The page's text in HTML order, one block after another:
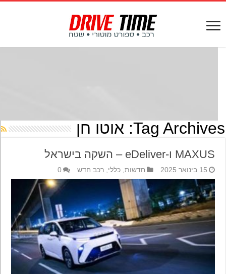
Tag אוטו חן
MAXUS ו-eDeliver – השקה בישראל
15 בינואר 2025 חדשות,כללי,רכב חדש 0